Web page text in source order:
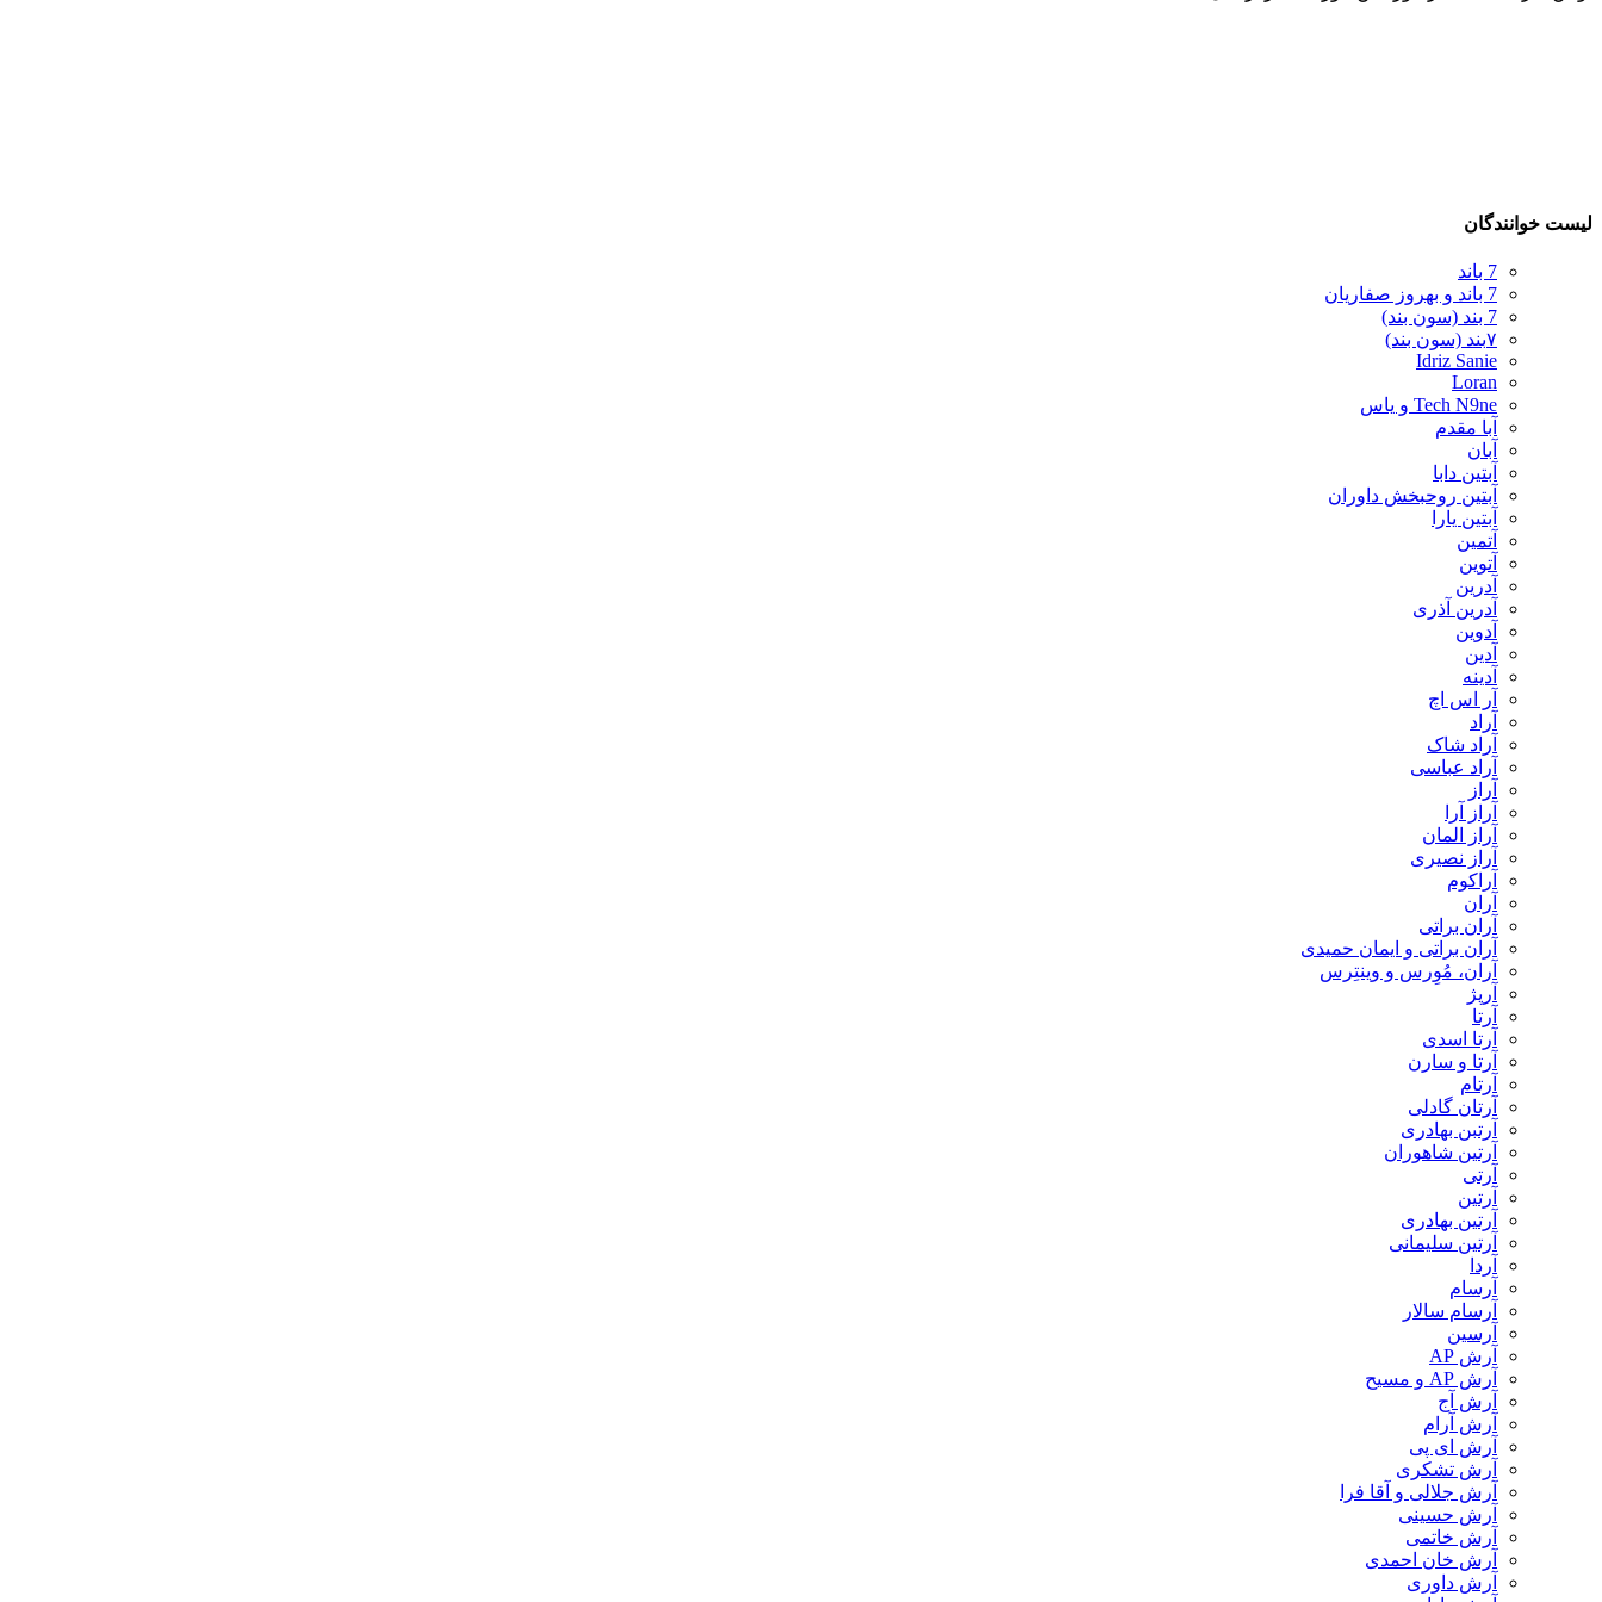
لیست خوانندگان
7 باند
7 باند و بهروز صفاریان
7 بند (سون بند)
۷بند (سون بند)
Idriz Sanie
Loran
Tech N9ne و یاس
آبا مقدم
آبان
آبتین دابا
آبتین روحبخش داوران
آبتین یارا
آتمین
آتوین
آدرین
آدرین آذری
آدوین
آدین
آدینه
آر اس اچ
آراد
آراد شاک
آراد عباسی
آراز
آراز آرا
آراز المان
آراز نصیری
آراکوم
آران
آران براتی
آران براتی و ایمان حمیدی
آران، مُوِرس و وینتِرس
آرپژ
آرتا
آرتا اسدی
آرتا و سارن
آرتام
آرتان گادلی
آرتبن بهادری
آرتين شاهوران
آرتی
آرتین
آرتین بهادری
آرتین سلیمانی
آردا
آرسام
آرسام سالار
آرسین
آرش AP
آرش AP و مسیح
آرش آج
آرش آرام
آرش ای پی
آرش تشکری
آرش جلالی و آقا فرا
آرش حسینی
آرش خاتمی
آرش خان احمدی
آرش داوری